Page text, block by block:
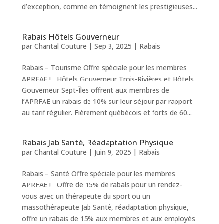
d’exception, comme en témoignent les prestigieuses...
Rabais Hôtels Gouverneur
par Chantal Couture | Sep 3, 2025 | Rabais
Rabais – Tourisme Offre spéciale pour les membres
APRFAE ! Hôtels Gouverneur Trois-Rivières et Hôtels
Gouverneur Sept-Îles offrent aux membres de
l’APRFAE un rabais de 10% sur leur séjour par rapport
au tarif régulier. Fièrement québécois et forts de 60...
Rabais Jab Santé, Réadaptation Physique
par Chantal Couture | Juin 9, 2025 | Rabais
Rabais – Santé Offre spéciale pour les membres
APRFAE ! Offre de 15% de rabais pour un rendez-
vous avec un thérapeute du sport ou un
massothérapeute Jab Santé, réadaptation physique,
offre un rabais de 15% aux membres et aux employés